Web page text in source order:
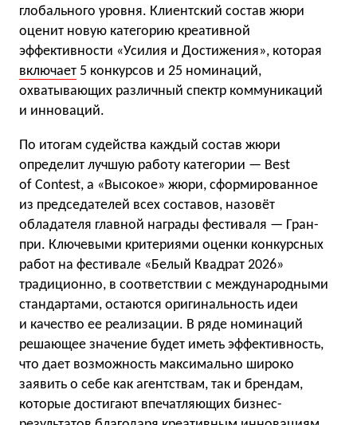
глобального уровня. Клиентский состав жюри
оценит новую категорию креативной
эффективности «Усилия и Достижения», которая
включает 5 конкурсов и 25 номинаций,
охватывающих различный спектр коммуникаций
и инноваций.
По итогам судейства каждый состав жюри
определит лучшую работу категории — Best
of Contest, а «Высокое» жюри, сформированное
из председателей всех составов, назовёт
обладателя главной награды фестиваля — Гран-
при. Ключевыми критериями оценки конкурсных
работ на фестивале «Белый Квадрат 2026»
традиционно, в соответствии с международными
стандартами, остаются оригинальность идеи
и качество ее реализации. В ряде номинаций
решающее значение будет иметь эффективность,
что дает возможность максимально широко
заявить о себе как агентствам, так и брендам,
которые достигают впечатляющих бизнес-